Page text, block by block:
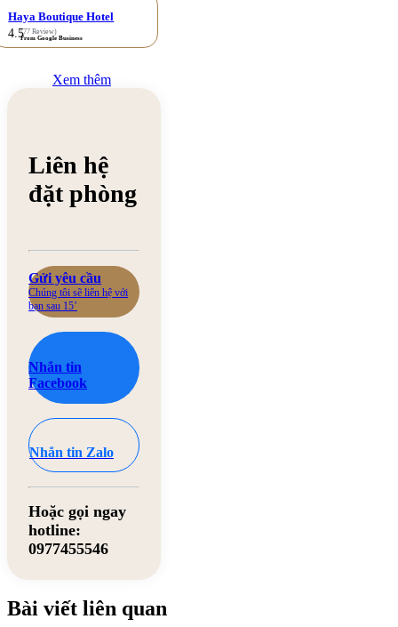
Haya Boutique Hotel
4.5(77 Review)
From Google Business
Xem thêm
Liên hệ
đặt phòng
Gửi yêu cầu
Chúng tôi sẽ liên hệ với
bạn sau 15’
Nhắn tin
Facebook
Nhắn tin Zalo
Hoặc gọi ngay
hotline:
0977455546
Bài viết liên quan